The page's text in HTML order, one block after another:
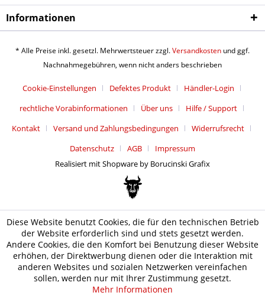
Informationen
* Alle Preise inkl. gesetzl. Mehrwertsteuer zzgl.Versandkosten und ggf.
Nachnahmegebühren, wenn nicht anders beschrieben
Cookie-Einstellungen Defektes Produkt
Händler-Login
rechtliche Vorabinformationen
Über uns
Hilfe / Support
Kontakt
Versand und Zahlungsbedingungen
Widerrufsrecht
Datenschutz
AGB
Impressum
Realisiert mit Shopware by Borucinski Grafix
Diese Website benutzt Cookies, die für den technischen Betrieb
der Website erforderlich sind und stets gesetzt werden.
Andere Cookies, die den Komfort bei Benutzung dieser Website
erhöhen, der Direktwerbung dienen oder die Interaktion mit
anderen Websites und sozialen Netzwerken vereinfachen
sollen, werden nur mit Ihrer Zustimmung gesetzt.
Mehr Informationen